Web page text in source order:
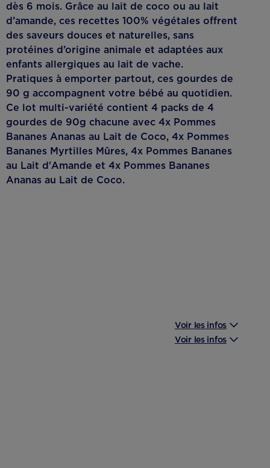
dès 6 mois. Grâce au lait de coco ou au lait
d’amande, ces recettes 100% végétales offrent
des saveurs douces et naturelles, sans
protéines d’origine animale et adaptées aux
enfants allergiques au lait de vache.
Pratiques à emporter partout, ces gourdes de
90 g accompagnent votre bébé au quotidien.
Ce lot multi-variété contient 4 packs de 4
gourdes de 90g chacune avec 4x Pommes
Bananes Ananas au Lait de Coco, 4x Pommes
Bananes Myrtilles Mûres, 4x Pommes Bananes
au Lait d'Amande et 4x Pommes Bananes
Ananas au Lait de Coco.
Voir les infos
Voir les infos